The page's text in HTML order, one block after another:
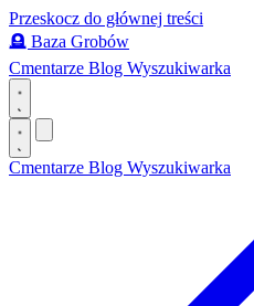
Przeskocz do głównej treści
🪦 Baza Grobów
Cmentarze Blog Wyszukiwarka
Cmentarze Blog Wyszukiwarka